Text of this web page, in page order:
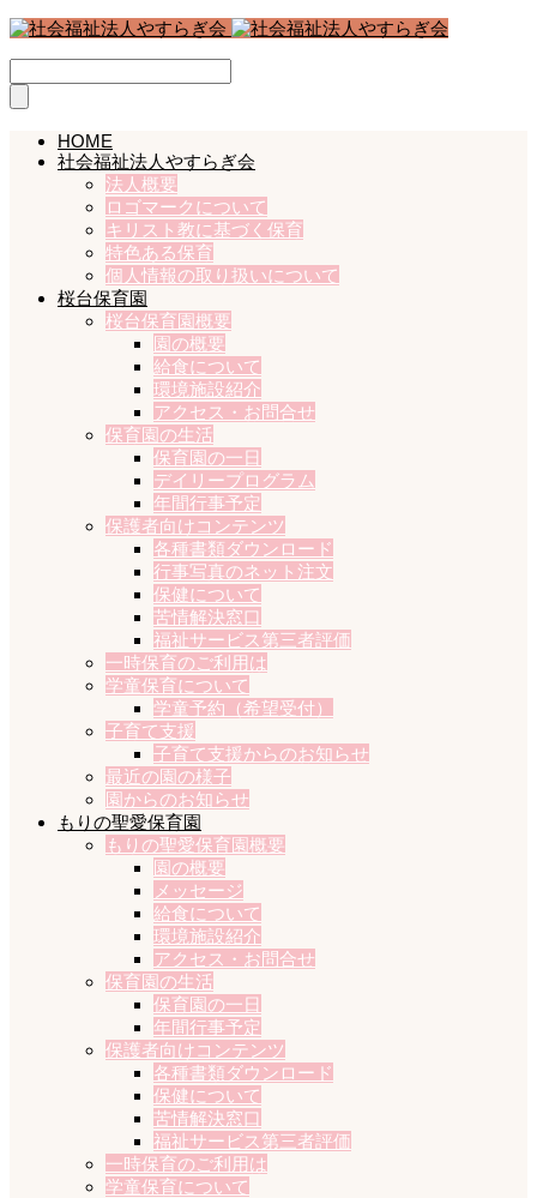
HOME
社会福祉法人やすらぎ会
法人概要
ロゴマークについて
キリスト教に基づく保育
特色ある保育
個人情報の取り扱いについて
桜台保育園
桜台保育園概要
園の概要
給食について
環境施設紹介
アクセス・お問合せ
保育園の生活
保育園の一日
デイリープログラム
年間行事予定
保護者向けコンテンツ
各種書類ダウンロード
行事写真のネット注文
保健について
苦情解決窓口
福祉サービス第三者評価
一時保育のご利用は
学童保育について
学童予約（希望受付）
子育て支援
子育て支援からのお知らせ
最近の園の様子
園からのお知らせ
もりの聖愛保育園
もりの聖愛保育園概要
園の概要
メッセージ
給食について
環境施設紹介
アクセス・お問合せ
保育園の生活
保育園の一日
年間行事予定
保護者向けコンテンツ
各種書類ダウンロード
保健について
苦情解決窓口
福祉サービス第三者評価
一時保育のご利用は
学童保育について